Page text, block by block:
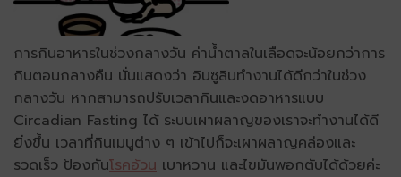
การกินอาหารในช่วงกลางวัน ค่าน้ำตาลในเลือดจะน้อยกว่าการ
กินตอนกลางคืน นั่นแสดงว่า อินซูลินทำงานได้ดีกว่าในช่วง
กลางวัน หากสามารถปรับเวลากินและงดอาหารแบบ
Circadian Fasting ได้ ระบบเผาผลาญของเราจะทำงานได้ดี
ยิ่งขึ้น เวลาที่กินเมนูต่าง ๆ เข้าไปก็จะเผาผลาญคล่องและ
รวดเร็ว ป้องกันโรคอ้วน เบาหวาน และไขมันพอกตับได้ด้วยค่ะ